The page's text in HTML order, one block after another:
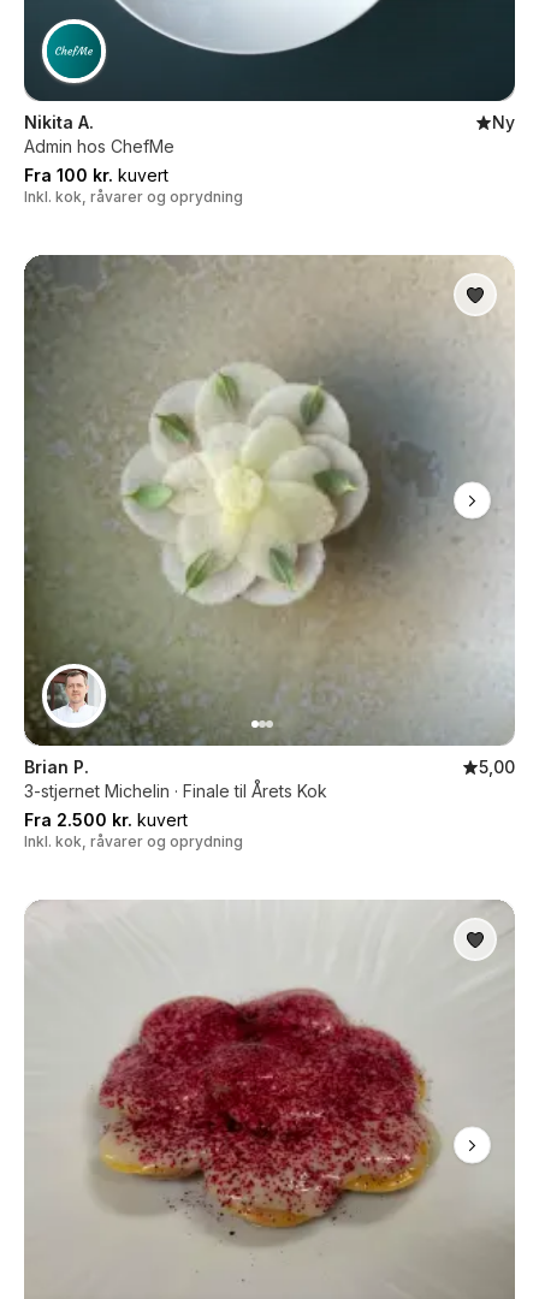
Nikita A.
Ny
Admin hos ChefMe
Fra 100 kr. kuvert
Inkl. kok, råvarer og oprydning
Brian P.
5,00
3-stjernet Michelin · Finale til Årets Kok
Fra 2.500 kr. kuvert
Inkl. kok, råvarer og oprydning